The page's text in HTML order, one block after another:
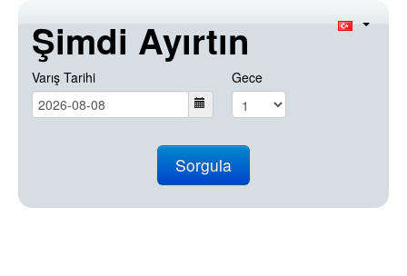
Şimdi Ayırtın
Varış Tarihi Gece
Sorgula